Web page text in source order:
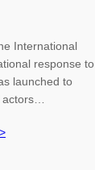
International
response to
launched to